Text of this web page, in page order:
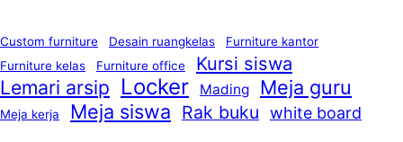
Custom furniture Desain ruangkelas
Furniture kantor
Furniture kelas
Furniture office Kursi siswa
Lemari arsip Locker Mading Meja guru
Meja kerja Meja siswa Rak buku white board